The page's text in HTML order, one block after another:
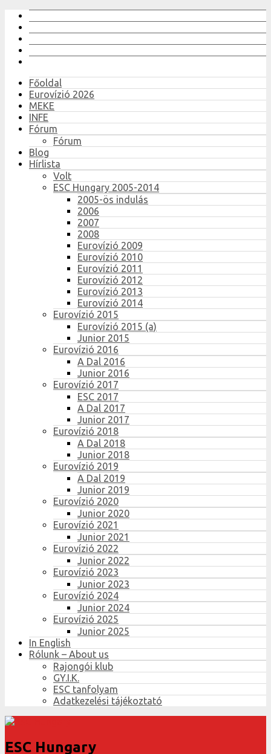
Főoldal
Eurovízió 2026
MEKE
INFE
Fórum
Fórum
Blog
Hírlista
Volt
ESC Hungary 2005-2014
2005-ös indulás
2006
2007
2008
Eurovízió 2009
Eurovízió 2010
Eurovízió 2011
Eurovízió 2012
Eurovízió 2013
Eurovízió 2014
Eurovízió 2015
Eurovízió 2015 (a)
Junior 2015
Eurovízió 2016
A Dal 2016
Junior 2016
Eurovízió 2017
ESC 2017
A Dal 2017
Junior 2017
Eurovízió 2018
A Dal 2018
Junior 2018
Eurovízió 2019
A Dal 2019
Junior 2019
Eurovízió 2020
Junior 2020
Eurovízió 2021
Junior 2021
Eurovízió 2022
Junior 2022
Eurovízió 2023
Junior 2023
Eurovízió 2024
Junior 2024
Eurovízió 2025
Junior 2025
In English
Rólunk – About us
Rajongói klub
GY.I.K.
ESC tanfolyam
Adatkezelési tájékoztató
ESC Hungary